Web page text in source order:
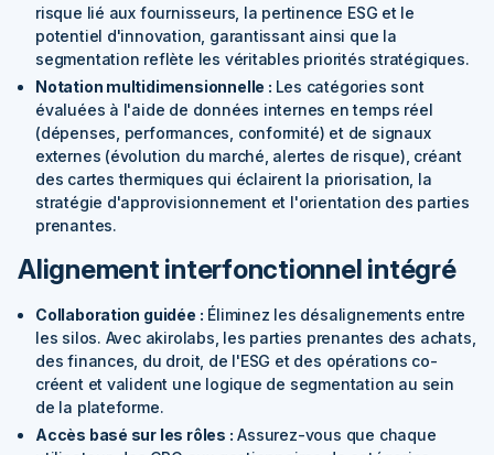
risque lié aux fournisseurs, la pertinence ESG et le
potentiel d'innovation, garantissant ainsi que la
segmentation reflète les véritables priorités stratégiques.
Notation multidimensionnelle : Les catégories sont
évaluées à l'aide de données internes en temps réel
(dépenses, performances, conformité) et de signaux
externes (évolution du marché, alertes de risque), créant
des cartes thermiques qui éclairent la priorisation, la
stratégie d'approvisionnement et l'orientation des parties
prenantes.
Alignement interfonctionnel intégré
Collaboration guidée : Éliminez les désalignements entre
les silos. Avec akirolabs, les parties prenantes des achats,
des finances, du droit, de l'ESG et des opérations co-
créent et valident une logique de segmentation au sein
de la plateforme.
Accès basé sur les rôles : Assurez-vous que chaque